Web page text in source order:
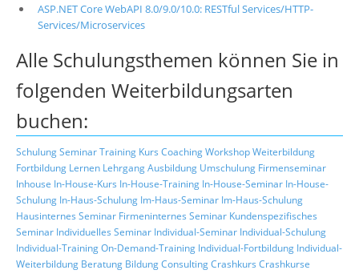
ASP.NET Core WebAPI 8.0/9.0/10.0: RESTful Services/HTTP-
Services/Microservices
Alle Schulungsthemen können Sie in
folgenden Weiterbildungsarten
buchen:
SchulungSeminarTraining Kurs CoachingWorkshopWeiterbildung
Fortbildung Lernen LehrgangAusbildung Umschulung Firmenseminar
Inhouse In-House-Kurs In-House-Training In-House-Seminar In-House-
Schulung In-Haus-Schulung Im-Haus-Seminar Im-Haus-Schulung
Hausinternes Seminar Firmeninternes Seminar Kundenspezifisches
Seminar Individuelles Seminar Individual-Seminar Individual-Schulung
Individual-TrainingOn-Demand-Training Individual-Fortbildung Individual-
Weiterbildung Beratung BildungConsultingCrashkurs Crashkurse